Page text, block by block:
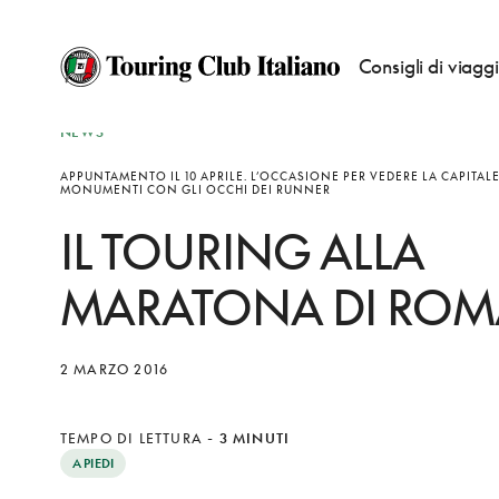
Consigli di
NEWS
APPUNTAMENTO IL 10 APRILE. L’OCCASIONE PER VEDERE LA
MONUMENTI CON GLI OCCHI DEI RUNNER
IL TOURING ALLA
MARATONA DI
2 MARZO 2016
TEMPO DI LETTURA - 3 MINUTI
A PIEDI